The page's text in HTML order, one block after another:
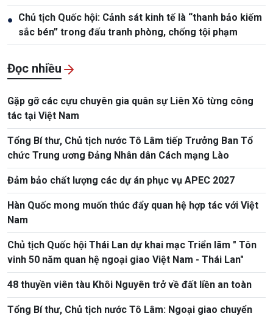
● Chủ tịch Quốc hội: Cảnh sát kinh tế là “thanh bảo kiếm
sắc bén” trong đấu tranh phòng, chống tội phạm
Đọc nhiều
Gặp gỡ các cựu chuyên gia quân sự Liên Xô từng công
tác tại Việt Nam
Tổng Bí thư, Chủ tịch nước Tô Lâm tiếp Trưởng Ban Tổ
chức Trung ương Đảng Nhân dân Cách mạng Lào
Đảm bảo chất lượng các dự án phục vụ APEC 2027
Hàn Quốc mong muốn thúc đẩy quan hệ hợp tác với Việt
Nam
Chủ tịch Quốc hội Thái Lan dự khai mạc Triển lãm " Tôn
vinh 50 năm quan hệ ngoại giao Việt Nam - Thái Lan"
48 thuyền viên tàu Khôi Nguyên trở về đất liền an toàn
Tổng Bí thư, Chủ tịch nước Tô Lâm: Ngoại giao chuyển